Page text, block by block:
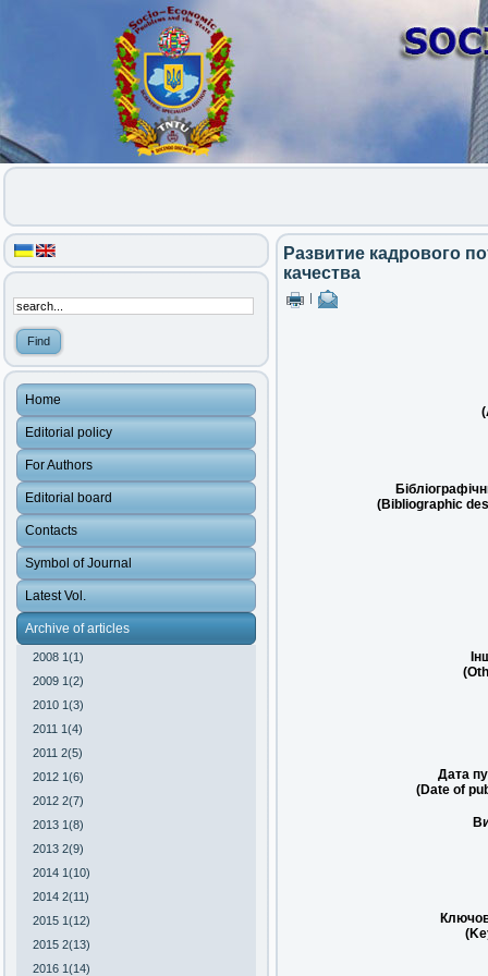
Home
Editorial policy
For Authors
Editorial board
Contacts
Symbol of Journal
Latest Vol.
Archive of articles
2008 1(1)
2009 1(2)
2010 1(3)
2011 1(4)
2011 2(5)
2012 1(6)
2012 2(7)
2013 1(8)
2013 2(9)
2014 1(10)
2014 2(11)
2015 1(12)
2015 2(13)
2016 1(14)
Развитие кадрового
качества
(Bibliographic
Дата
(Date of